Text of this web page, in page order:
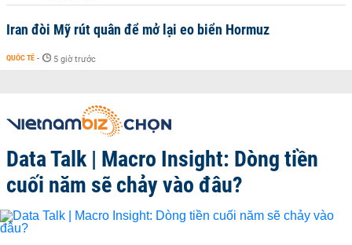
Iran đòi Mỹ rút quân để mở lại eo biển Hormuz
QUỐC TẾ - 5 giờ trước
Data Talk | Macro Insight: Dòng tiền
cuối năm sẽ chảy vào đâu?